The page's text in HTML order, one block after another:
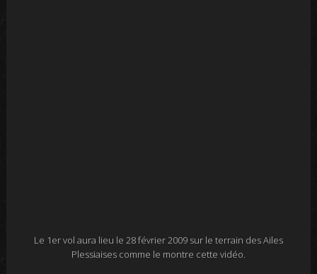
Le 1er vol aura lieu le 28 février 2009 sur le terrain des Ailes
Plessiaises comme le montre cette vidéo.